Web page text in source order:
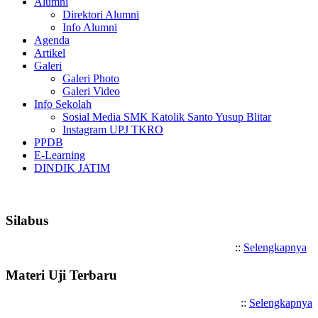
Direktori Alumni
Info Alumni
Agenda
Artikel
Galeri
Galeri Photo
Galeri Video
Info Sekolah
Sosial Media SMK Katolik Santo Yusup Blitar
Instagram UPJ TKRO
PPDB
E-Learning
DINDIK JATIM
Silabus
:: Selengkapnya
Materi Uji Terbaru
:: Selengkapnya